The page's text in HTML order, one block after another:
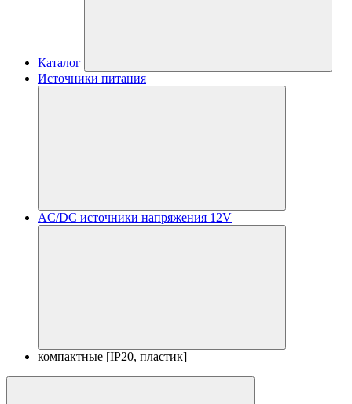
Каталог
Источники питания
AC/DC источники напряжения 12V
компактные [IP20, пластик]